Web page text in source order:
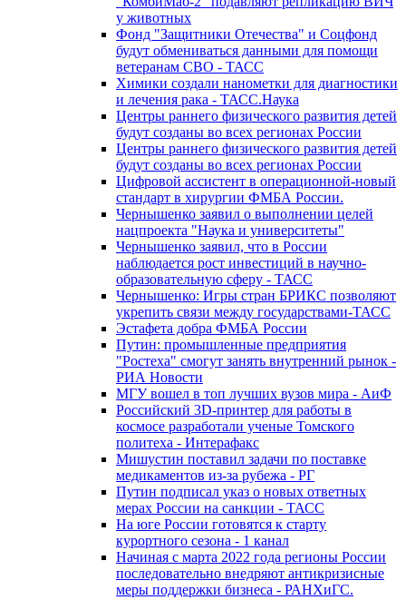
у животных
Фонд "Защитники Отечества" и Соцфонд
будут обмениваться данными для помощи
ветеранам СВО - ТАСС
Химики создали нанометки для диагностики
и лечения рака - ТАСС.Наука
Центры раннего физического развития детей
будут созданы во всех регионах России
Центры раннего физического развития детей
будут созданы во всех регионах России
Цифровой ассистент в операционной-новый
стандарт в хирургии ФМБА России.
Чернышенко заявил о выполнении целей
нацпроекта "Наука и университеты"
Чернышенко заявил, что в России
наблюдается рост инвестиций в научно-
образовательную сферу - ТАСС
Чернышенко: Игры стран БРИКС позволяют
укрепить связи между государствами-ТАСС
Эстафета добра ФМБА России
Путин: промышленные предприятия
"Ростеха" смогут занять внутренний рынок -
РИА Новости
МГУ вошел в топ лучших вузов мира - АиФ
Российский 3D-принтер для работы в
космосе разработали ученые Томского
политеха - Интерафакс
Мишустин поставил задачи по поставке
медикаментов из-за рубежа - РГ
Путин подписал указ о новых ответных
мерах России на санкции - ТАСС
На юге России готовятся к старту
курортного сезона - 1 канал
Начиная с марта 2022 года регионы России
последовательно внедряют антикризисные
меры поддержки бизнеса - РАНХиГС.